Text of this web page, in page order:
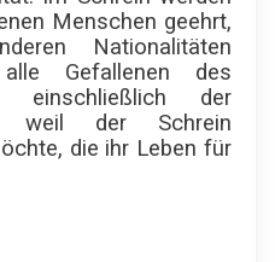
Menschen geehrt,
Nationalitäten
Gefallenen des
einschließlich der
weil der Schrein
die ihr Leben für